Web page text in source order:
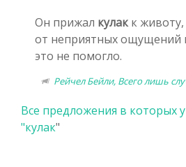
Он прижал кулакк животу,
от неприятных ощущений
это не помогло.
Рейчел Бейли, Всего лишь
Все предложения в которых
"кулак"